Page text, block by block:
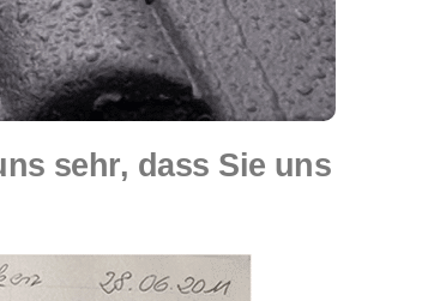
sehr, dass Sie uns